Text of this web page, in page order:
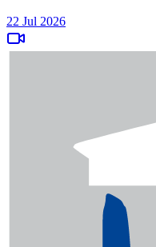
22 Jul 2026